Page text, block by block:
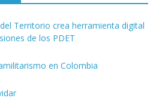
Territorio crea herramienta digital
de los PDET
en Colombia